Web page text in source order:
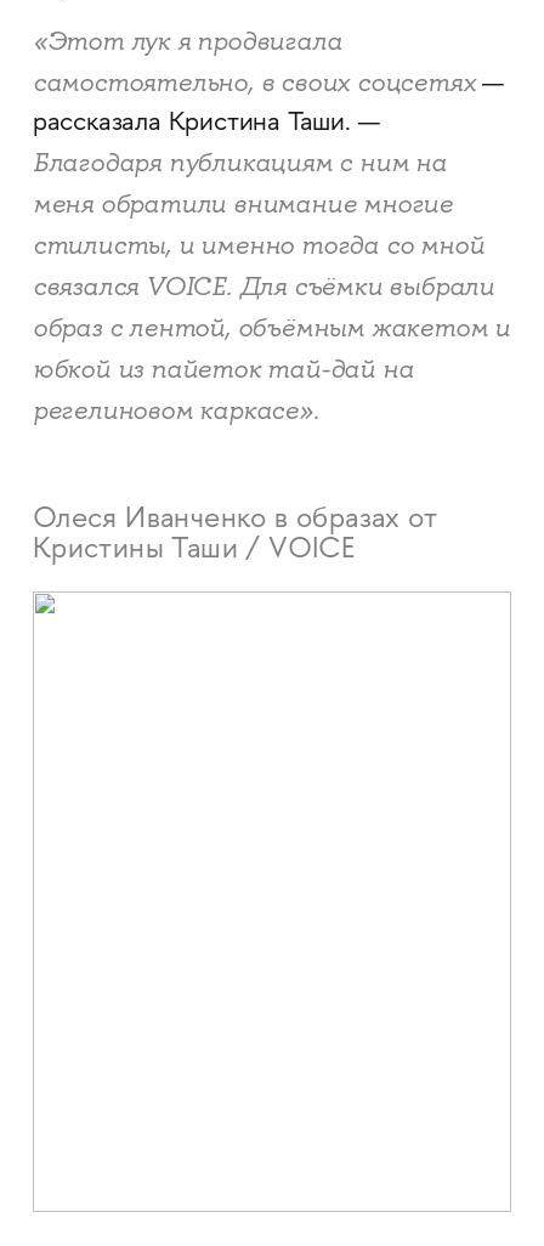
«Этот лук я продвигала
самостоятельно, в своих соцсетях—
рассказала Кристина Таши. —
Благодаря публикациям с ним на
меня обратили внимание многие
стилисты, и именно тогда со мной
связался VOICE​​​​​​​. Для съёмки выбрали
образ с лентой, объёмным жакетом и
юбкой из пайеток тай-дай на
регелиновом каркасе».
Олеся Иванченко в образах от
Кристины Таши / VOICE